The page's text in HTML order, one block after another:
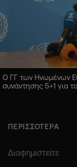
Ο ΓΓ των Ηνωμένων
συνάντησης 5+1 για
ΠΕΡΙΣΣΟΤΕΡΑ
Διαφημιστείτε